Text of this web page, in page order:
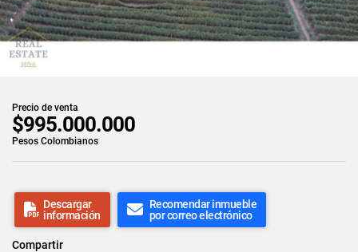
Precio de venta
$995.000.000
Pesos Colombianos
Descargar
información
Recomendar inmueble
por correo electrónico
Compartir